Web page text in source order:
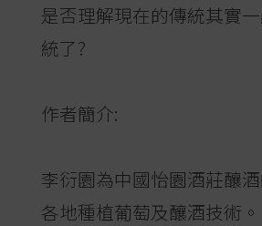
是否理解現在的傳統其實
統了?
作者簡介:
李衍園為中國怡園酒莊釀
各地種植葡萄及釀酒技術。